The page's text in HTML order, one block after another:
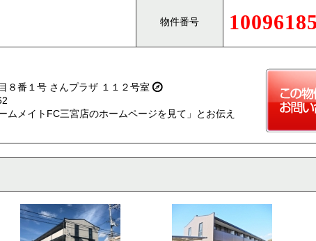
物件番号
８番１号 さんプラザ １１２号室
メイトFC三宮店のホームページを見て」とお伝え